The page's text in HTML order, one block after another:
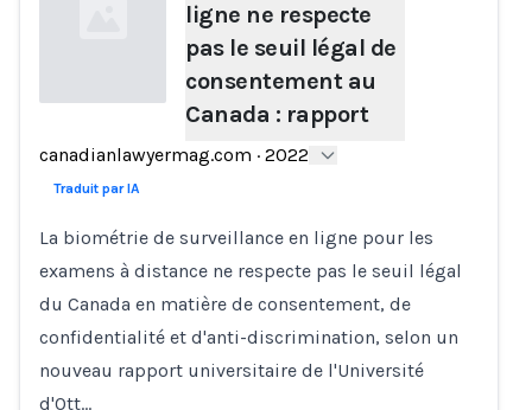
Loading...
ligne ne respecte
pas le seuil légal de
consentement au
Canada : rapport
canadianlawyermag.com · 2022
Traduit par IA
La biométrie de surveillance en ligne pour les
examens à distance ne respecte pas le seuil légal
du Canada en matière de consentement, de
confidentialité et d'anti-discrimination, selon un
nouveau rapport universitaire de l'Université
d'Ott…